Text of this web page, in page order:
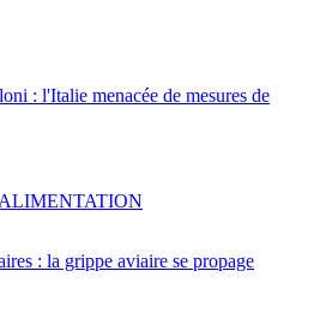
: l'Italie menacée de mesures de
: la grippe aviaire se propage